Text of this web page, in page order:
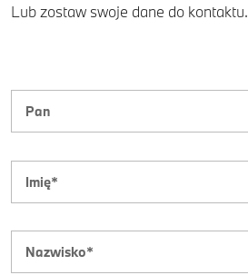
Lub zostaw swoje dane do kontaktu.